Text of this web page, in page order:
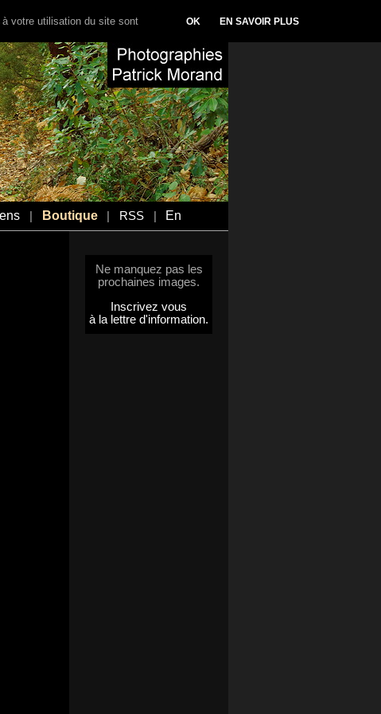
Boutique RSS En
Ne manquez pas les
prochaines images.
Inscrivez vous
à la lettre d'information.
votre utilisation du site sont
OK EN SAVOIR PLUS